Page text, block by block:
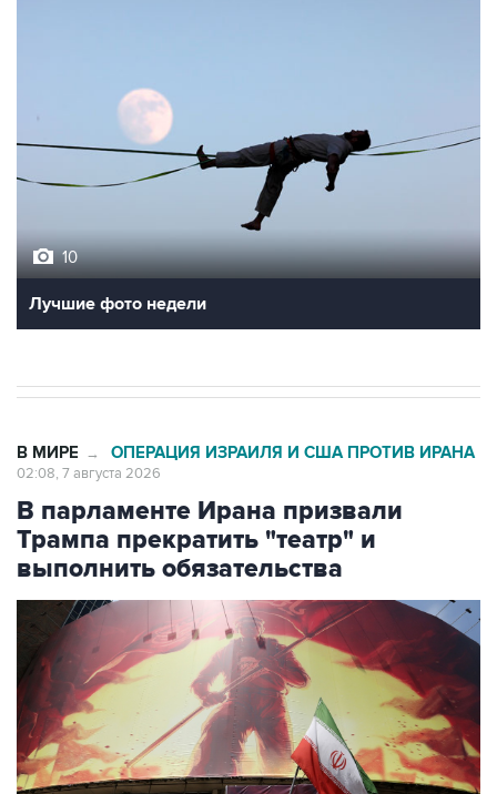
10
Лучшие фото недели
В МИРЕ → ОПЕРАЦИЯ ИЗРАИЛЯ И США ПРОТИВ ИРАНА
02:08, 7 августа 2026
В парламенте Ирана призвали
Трампа прекратить "театр" и
выполнить обязательства